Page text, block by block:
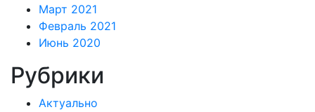
Март 2021
Февраль 2021
Июнь 2020
Рубрики
Актуально